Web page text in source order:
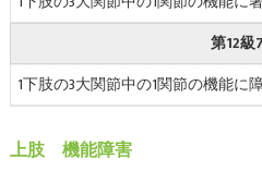
第12級
1下肢の3大関節中の1関節の機能に
上肢 機能障害